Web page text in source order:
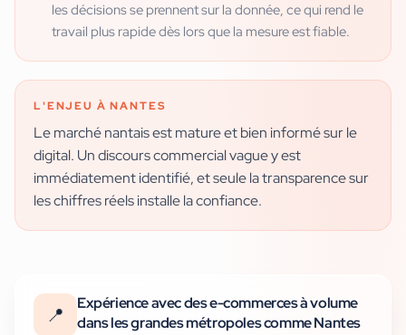
les décisions se prennent sur la donnée, ce qui rend le
travail plus rapide dès lors que la mesure est fiable.
L'ENJEU ÀNANTES
Le marché nantais est mature et bien informé sur le
digital. Un discours commercial vague y est
immédiatement identifié, et seule la transparence sur
les chiffres réels installe la confiance.
📍
Expérience avec des e-commerces à volume
dans les grandes métropoles comme Nantes